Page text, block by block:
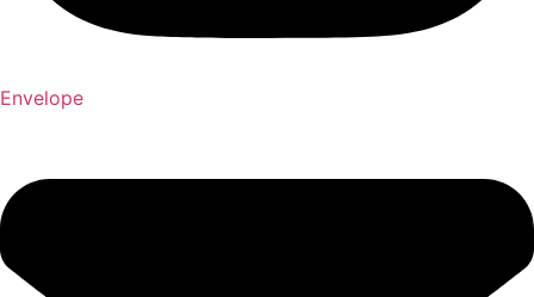
Envelope